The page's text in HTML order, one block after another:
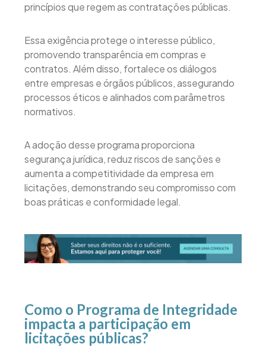
princípios que regem as contratações públicas.
Essa exigência protege o interesse público,
promovendo transparência em compras e
contratos. Além disso, fortalece os diálogos
entre empresas e órgãos públicos, assegurando
processos éticos e alinhados com parâmetros
normativos.
A adoção desse programa proporciona
segurança jurídica, reduz riscos de sanções e
aumenta a competitividade da empresa em
licitações, demonstrando seu compromisso com
boas práticas e conformidade legal.
Como o Programa de Integridade
impacta a participação em
licitações públicas?